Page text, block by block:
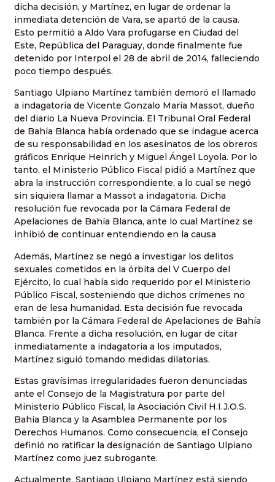
dicha decisión, y Martínez, en lugar de ordenar la
inmediata detención de Vara, se apartó de la causa.
Esto permitió a Aldo Vara profugarse en Ciudad del
Este, República del Paraguay, donde finalmente fue
detenido por Interpol el 28 de abril de 2014, falleciendo
poco tiempo después.
Santiago Ulpiano Martínez también demoró el llamado
a indagatoria de Vicente Gonzalo María Massot, dueño
del diario La Nueva Provincia. El Tribunal Oral Federal
de Bahía Blanca había ordenado que se indague acerca
de su responsabilidad en los asesinatos de los obreros
gráficos Enrique Heinrich y Miguel Ángel Loyola. Por lo
tanto, el Ministerio Público Fiscal pidió a Martínez que
abra la instrucción correspondiente, a lo cual se negó
sin siquiera llamar a Massot a indagatoria. Dicha
resolución fue revocada por la Cámara Federal de
Apelaciones de Bahía Blanca, ante lo cual Martínez se
inhibió de continuar entendiendo en la causa
Además, Martínez se negó a investigar los delitos
sexuales cometidos en la órbita del V Cuerpo del
Ejército, lo cual había sido requerido por el Ministerio
Público Fiscal, sosteniendo que dichos crímenes no
eran de lesa humanidad. Esta decisión fue revocada
también por la Cámara Federal de Apelaciones de Bahía
Blanca. Frente a dicha resolución, en lugar de citar
inmediatamente a indagatoria a los imputados,
Martínez siguió tomando medidas dilatorias.
Estas gravísimas irregularidades fueron denunciadas
ante el Consejo de la Magistratura por parte del
Ministerio Público Fiscal, la Asociación Civil H.I.J.O.S.
Bahía Blanca y la Asamblea Permanente por los
Derechos Humanos. Como consecuencia, el Consejo
definió no ratificar la designación de Santiago Ulpiano
Martínez como juez subrogante.
Actualmente, Santiago Ulpiano Martínez está siendo